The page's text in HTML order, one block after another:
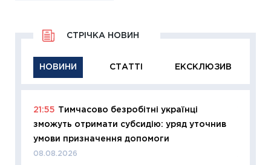
НОВИНИ СТАТТІ ЕКСКЛЮЗИВ
СТРІЧКА НОВИН
21:55 Тимчасово безробітні українці
зможуть отримати субсидію: уряд уточнив
умови призначення допомоги
08.08.2026